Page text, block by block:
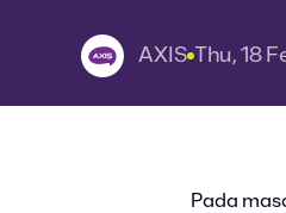
AXIS Thu, 18
Pada